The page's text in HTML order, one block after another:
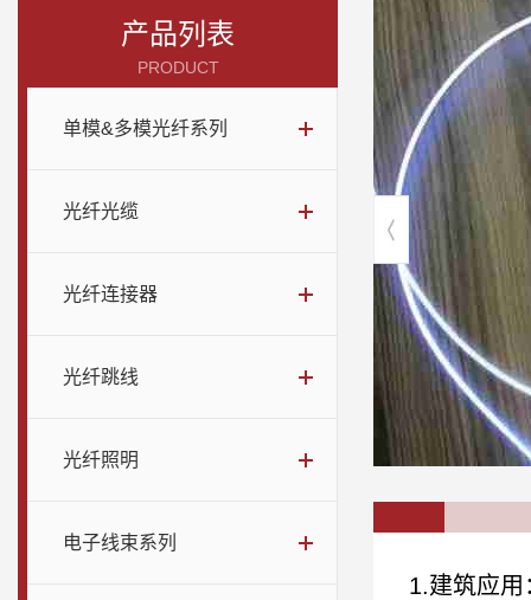
产品列表
PRODUCT
单模&多模光纤系列
光纤光缆
光纤连接器
光纤跳线
光纤照明
电子线束系列
1.建筑应